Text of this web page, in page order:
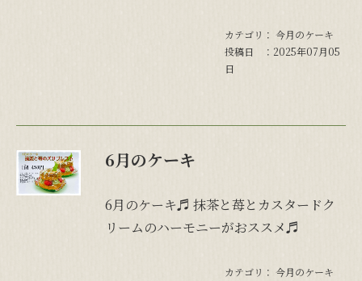
カテゴリ： 今月のケーキ
投稿日 ：2025年07月05
日
6月のケーキ
6月のケーキ♬ 抹茶と苺とカスタードク
リームのハーモニーがおススメ♬
カテゴリ： 今月のケーキ